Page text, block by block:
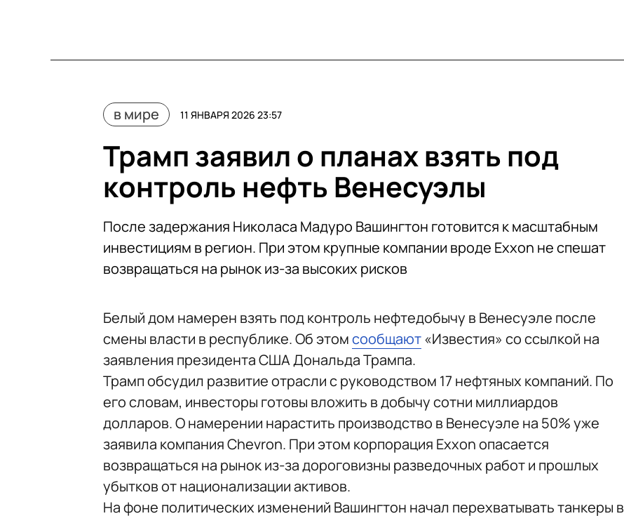
в мире 11 ЯНВАРЯ 2026 23:57
Трамп заявил о планах взять под
контроль нефть Венесуэлы
После задержания Николаса Мадуро Вашингтон готовится к масштабным
инвестициям в регион. При этом крупные компании вроде Exxon не спешат
возвращаться на рынок из-за высоких рисков
Белый дом намерен взять под контроль нефтедобычу в Венесуэле после
смены власти в республике. Об этомсообщают«Известия» со ссылкой на
заявления президента США Дональда Трампа.
Трамп обсудил развитие отрасли с руководством 17 нефтяных компаний. По
его словам, инвесторы готовы вложить в добычу сотни миллиардов
долларов. О намерении нарастить производство в Венесуэле на 50% уже
заявила компания Chevron. При этом корпорация Exxon опасается
возвращаться на рынок из-за дороговизны разведочных работ и прошлых
убытков от национализации активов.
На фоне политических изменений Вашингтон начал перехватывать танкеры в